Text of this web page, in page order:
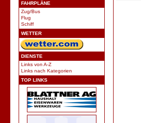
FAHRPLÄNE
Zug/Bus
Flug
Schiff
WETTER
DIENSTE
Links von A-Z
Links nach Kategorien
TOP LINKS